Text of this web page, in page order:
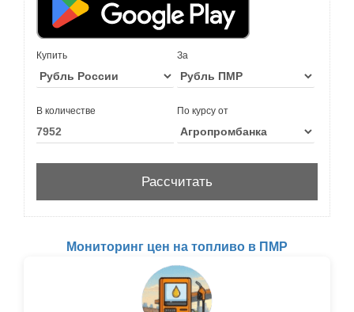
Купить За
В количестве По курсу от
Мониторинг цен на топливо в ПМР